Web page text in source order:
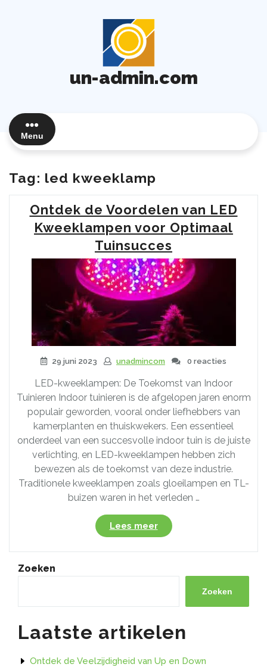
un-admin.com
Menu
Tag: led kweeklamp
Ontdek de Voordelen van LED
Kweeklampen voor Optimaal
Tuinsucces
29 juni 2023 unadmincom 0 reacties
LED-kweeklampen: De Toekomst van Indoor
Tuinieren Indoor tuinieren is de afgelopen jaren enorm
populair geworden, vooral onder liefhebbers van
kamerplanten en thuiskwekers. Een essentieel
onderdeel van een succesvolle indoor tuin is de juiste
verlichting, en LED-kweeklampen hebben zich
bewezen als de toekomst van deze industrie.
Traditionele kweeklampen zoals gloeilampen en TL-
buizen waren in het verleden …
Lees meer“Ontdek
de
Voordelen
LED
Kweeklampen
voor
Tuinsucces”
Zoeken
Zoeken
Laatste artikelen
Ontdek de Veelzijdigheid van Up en Down